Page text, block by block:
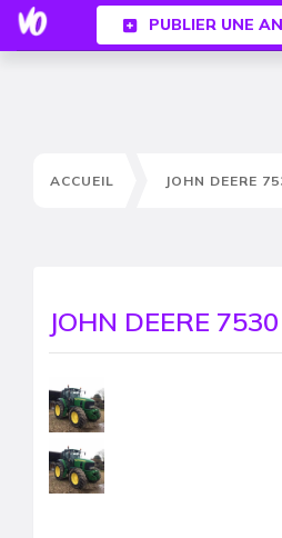
PUBLIER UNE
ACCUEIL JOHN DEERE
JOHN DEERE